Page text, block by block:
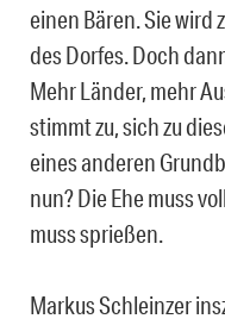
einen Bären. Sie wird
des Dorfes. Doch
Mehr Länder, mehr
stimmt zu, sich zu
eines anderen
nun? Die Ehe muss
muss sprießen.
Markus Schleinzer